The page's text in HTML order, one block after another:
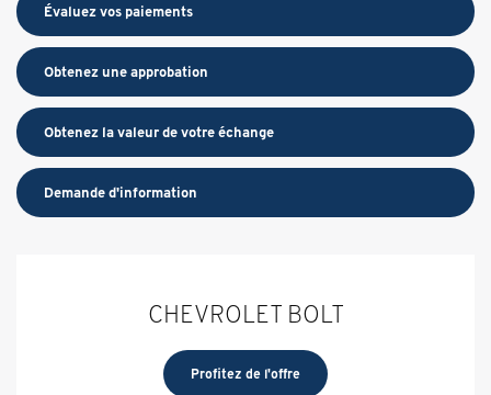
Évaluez vos paiements
Obtenez une approbation
Obtenez la valeur de votre échange
Demande d'information
CHEVROLET BOLT
Profitez de l'offre